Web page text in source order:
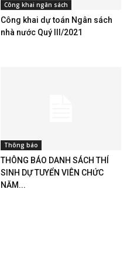
Công khai ngân sách
Công khai dự toán Ngân sách
nhà nước Quý III/2021
Thông báo
THÔNG BÁO DANH SÁCH THÍ
SINH DỰ TUYỂN VIÊN CHỨC
NĂM...